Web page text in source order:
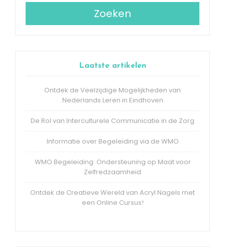
Zoeken
Laatste artikelen
Ontdek de Veelzijdige Mogelijkheden van
Nederlands Leren in Eindhoven
De Rol van Interculturele Communicatie in de Zorg
Informatie over Begeleiding via de WMO
WMO Begeleiding: Ondersteuning op Maat voor
Zelfredzaamheid
Ontdek de Creatieve Wereld van Acryl Nagels met
een Online Cursus!